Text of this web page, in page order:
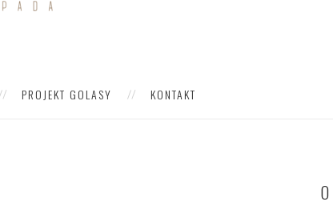
PROJEKT GOLASY KONTAKT